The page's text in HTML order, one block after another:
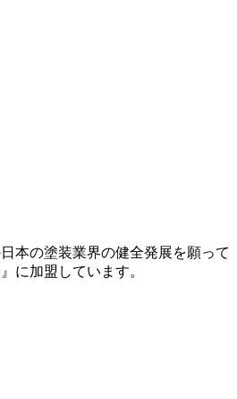
本の塗装業界の健全発展を願って
に加盟しています。